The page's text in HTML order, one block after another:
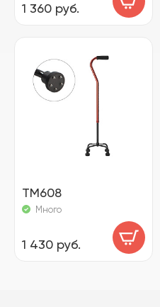
1 360 руб.
ТМ608
Много
1 430 руб.